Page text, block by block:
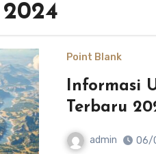
Point Blank
Informasi
Terbaru
admin 06/